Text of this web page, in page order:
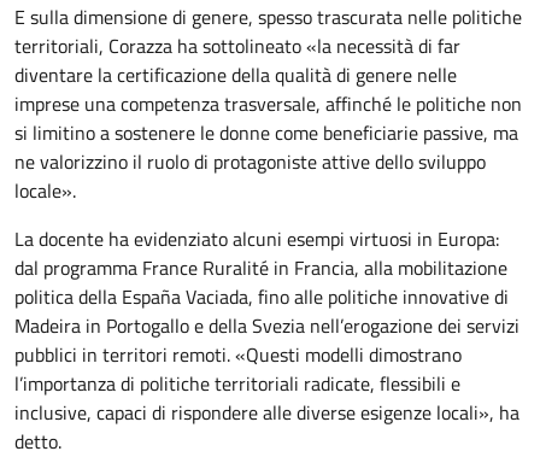
E sulla dimensione di genere, spesso trascurata nelle politiche
territoriali, Corazza ha sottolineato «la necessità di far
diventare la certificazione della qualità di genere nelle
imprese una competenza trasversale, affinché le politiche non
si limitino a sostenere le donne come beneficiarie passive, ma
ne valorizzino il ruolo di protagoniste attive dello sviluppo
locale».
La docente ha evidenziato alcuni esempi virtuosi in Europa:
dal programma France Ruralité in Francia, alla mobilitazione
politica della España Vaciada, fino alle politiche innovative di
Madeira in Portogallo e della Svezia nell’erogazione dei servizi
pubblici in territori remoti. «Questi modelli dimostrano
l’importanza di politiche territoriali radicate, flessibili e
inclusive, capaci di rispondere alle diverse esigenze locali», ha
detto.